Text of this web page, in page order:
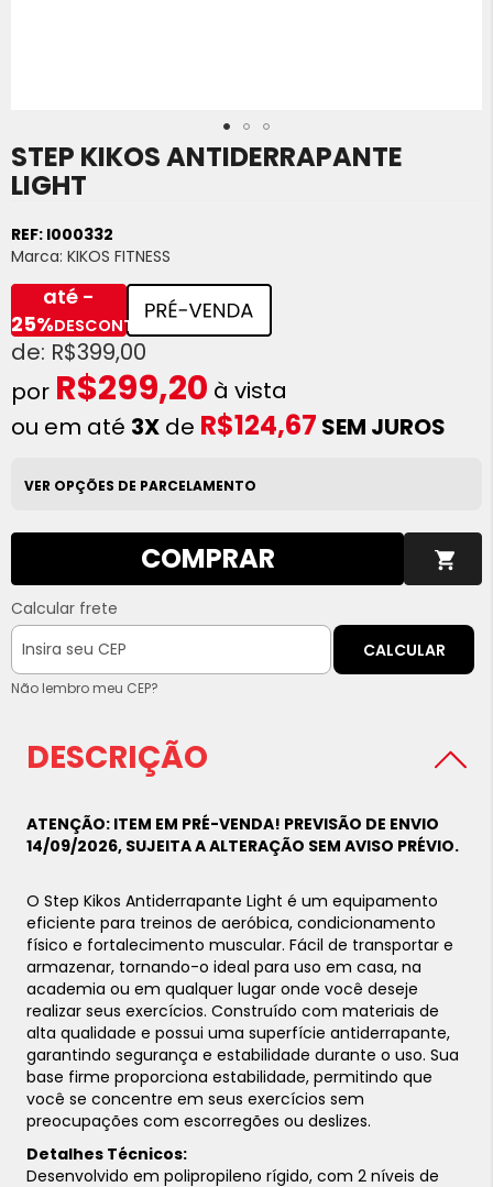
STEP KIKOS ANTIDERRAPANTE
LIGHT
REF: I000332
Marca: KIKOS FITNESS
R$399,00
até -
25%DESCONTO
R$299,20 à vista
ou em até 3X de R$124,67 SEM JUROS
VER OPÇÕES DE PARCELAMENTO
COMPRAR
Calcular frete
CALCULAR
Não lembro meu CEP?
Saltar
para
o
da
Galeria
de
imagens
DESCRIÇÃO
ATENÇÃO: ITEM EM PRÉ-VENDA! PREVISÃO DE ENVIO
14/09/2026, SUJEITA A ALTERAÇÃO SEM AVISO PRÉVIO.
O Step Kikos Antiderrapante Light é um equipamento
eficiente para treinos de aeróbica, condicionamento
físico e fortalecimento muscular. Fácil de transportar e
armazenar, tornando-o ideal para uso em casa, na
academia ou em qualquer lugar onde você deseje
realizar seus exercícios. Construído com materiais de
alta qualidade e possui uma superfície antiderrapante,
garantindo segurança e estabilidade durante o uso. Sua
base firme proporciona estabilidade, permitindo que
você se concentre em seus exercícios sem
preocupações com escorregões ou deslizes.
Detalhes Técnicos:
Desenvolvido em polipropileno rígido, com 2 níveis de